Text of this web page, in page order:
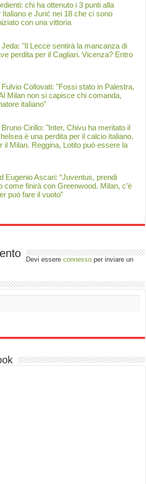
chi ha ottenuto i 3 punti alla
e Jurić nei 18 che ci sono
con una vittoria
"Il Lecce sentirà la mancanza di
perdita per il Cagliari. Vicenza? Entro
Collovati: "Fossi stato in Palestra,
Milan non si capisce chi comanda,
italiano"
Cirillo: "Inter, Chivu ha meritato il
è una perdita per il calcio italiano.
il Milan. Reggina, Lotito può essere la
Eugenio Ascari: “Juventus, prendi
finirà con Greenwood. Milan, c’è
può fare il vuoto”
Devi essereconnesso per inviare un